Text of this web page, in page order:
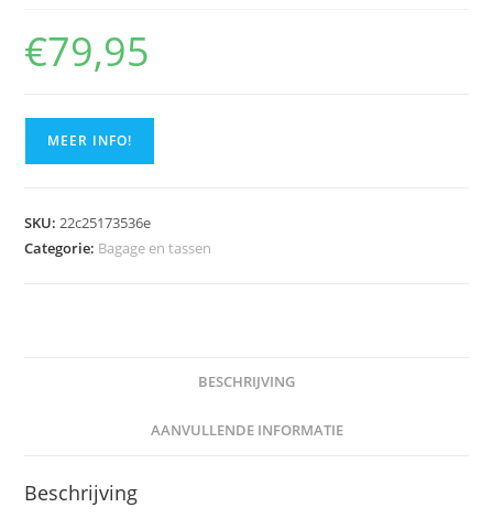
€79,95
MEER INFO!
SKU:22c25173536e
Categorie: Bagage en tassen
BESCHRIJVING
AANVULLENDE INFORMATIE
Beschrijving